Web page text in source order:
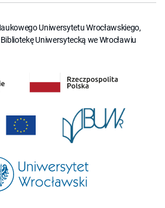
Uniwersytetu Wrocławskiego,
Uniwersytecką we Wrocławiu